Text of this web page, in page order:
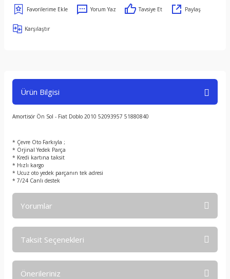
Yorum Yaz Tavsiye Et Paylaş
Karşılaştır
Ürün Bilgisi
Amortisör Ön Sol - Fiat Doblo 2010 52093957 51880840
* Çevre Oto Farkıyla ;
* Orjinal Yedek Parça
* Kredi kartına taksit
* Hızlı kargo
* Ucuz oto yedek parçanın tek adresi
* 7/24 Canlı destek
Yorumlar
Taksit Seçenekleri
Önerileriniz